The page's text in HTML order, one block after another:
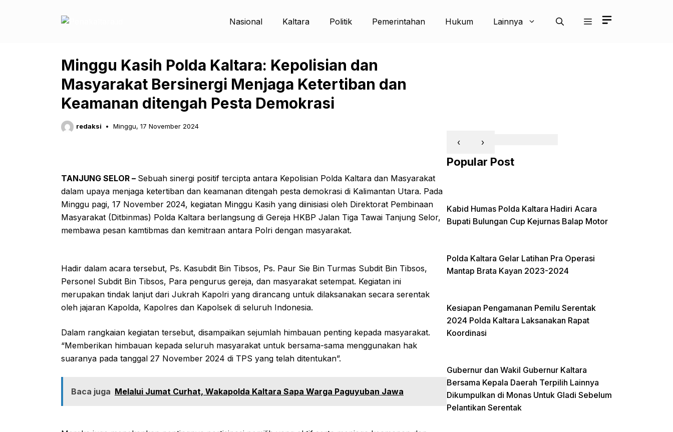
Nasional Kaltara Politik Pemerintahan Hukum Lainnya
Minggu Kasih Polda Kaltara: Kepolisian dan
Masyarakat Bersinergi Menjaga Ketertiban dan
Keamanan ditengah Pesta Demokrasi
redaksi Minggu, 17 November 2024
TANJUNG SELOR – Sebuah sinergi positif tercipta antara Kepolisian Polda Kaltara dan Masyarakat
dalam upaya menjaga ketertiban dan keamanan ditengah pesta demokrasi di Kalimantan Utara. Pada
Minggu pagi, 17 November 2024, kegiatan Minggu Kasih yang diinisiasi oleh Direktorat Pembinaan
Masyarakat (Ditbinmas) Polda Kaltara berlangsung di Gereja HKBP Jalan Tiga Tawai Tanjung Selor,
membawa pesan kamtibmas dan kemitraan antara Polri dengan masyarakat.
Hadir dalam acara tersebut, Ps. Kasubdit Bin Tibsos, Ps. Paur Sie Bin Turmas Subdit Bin Tibsos,
Personel Subdit Bin Tibsos, Para pengurus gereja, dan masyarakat setempat. Kegiatan ini
merupakan tindak lanjut dari Jukrah Kapolri yang dirancang untuk dilaksanakan secara serentak
oleh jajaran Kapolda, Kapolres dan Kapolsek di seluruh Indonesia.
Dalam rangkaian kegiatan tersebut, disampaikan sejumlah himbauan penting kepada masyarakat.
“Memberikan himbauan kepada seluruh masyarakat untuk bersama-sama menggunakan hak
suaranya pada tanggal 27 November 2024 di TPS yang telah ditentukan”.
Baca juga Melalui Jumat Curhat, Wakapolda Kaltara Sapa Warga Paguyuban Jawa
‹ ›
Popular Post
Kabid Humas Polda Kaltara Hadiri Acara
Bupati Bulungan Cup Kejurnas Balap Motor
Polda Kaltara Gelar Latihan Pra Operasi
Mantap Brata Kayan 2023-2024
Kesiapan Pengamanan Pemilu Serentak
2024 Polda Kaltara Laksanakan Rapat
Koordinasi
Gubernur dan Wakil Gubernur Kaltara
Bersama Kepala Daerah Terpilih Lainnya
Dikumpulkan di Monas Untuk Gladi Sebelum
Pelantikan Serentak